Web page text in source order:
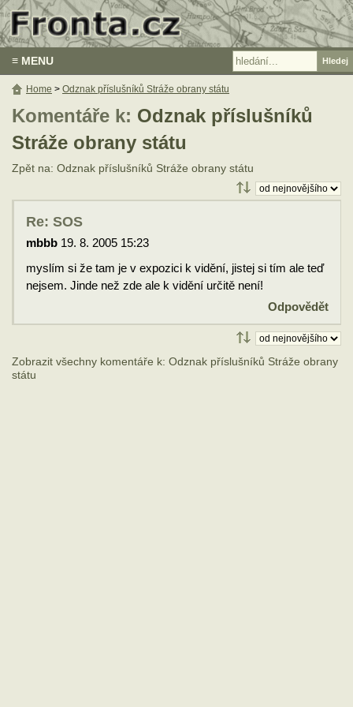
≡ MENU
Komentáře k: Odznak příslušníků
Stráže obrany státu
Zpět na: Odznak příslušníků Stráže obrany státu
Re: SOS
mbbb 19. 8. 2005 15:23
myslím si že tam je v expozici k vidění, jistej si tím ale teď
nejsem. Jinde než zde ale k vidění určitě není!
Odpovědět
Zobrazit všechny komentáře k: Odznak příslušníků Stráže obrany
státu
Home > Odznak příslušníků Stráže obrany státu